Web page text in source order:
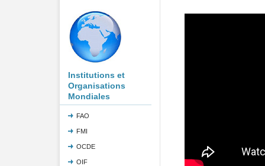
Institutions et
Organisations
Mondiales
FAO
FMI
OCDE
OIF